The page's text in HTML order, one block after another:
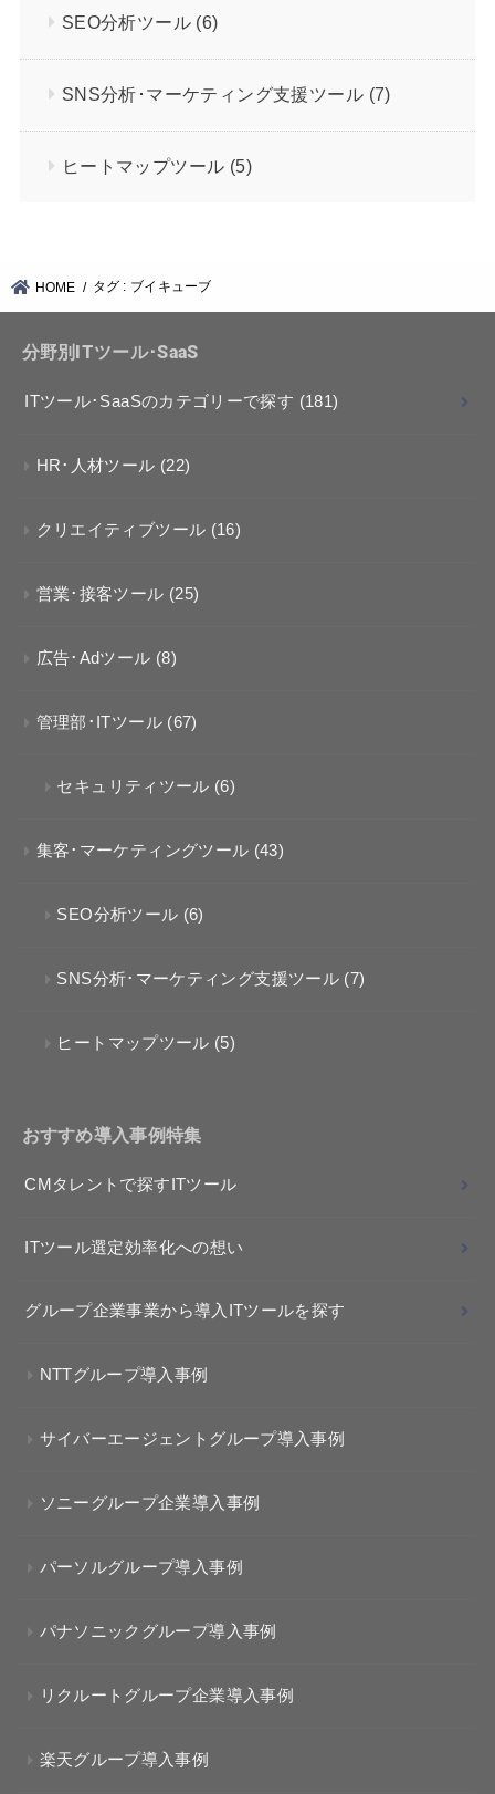
SEO分析ツール (6)
SNS分析･マーケティング支援ツール (7)
ヒートマップツール (5)
HOME タグ : ブイキューブ
分野別ITツール･SaaS
ITツール･SaaSのカテゴリーで探す (181)
HR･人材ツール (22)
クリエイティブツール (16)
営業･接客ツール (25)
広告･Adツール (8)
管理部･ITツール (67)
セキュリティツール (6)
集客･マーケティングツール (43)
SEO分析ツール (6)
SNS分析･マーケティング支援ツール (7)
ヒートマップツール (5)
おすすめ導入事例特集
CMタレントで探すITツール
ITツール選定効率化への想い
グループ企業事業から導入ITツールを探す
NTTグループ導入事例
サイバーエージェントグループ導入事例
ソニーグループ企業導入事例
パーソルグループ導入事例
パナソニックグループ導入事例
リクルートグループ企業導入事例
楽天グループ導入事例